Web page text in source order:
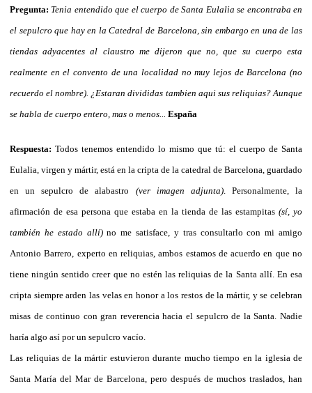
Pregunta: Tenia entendido que el cuerpo de Santa Eulalia se encontraba en
el sepulcro que hay en la Catedral de Barcelona, sin embargo en una de las
tiendas adyacentes al claustro me dijeron que no, que su cuerpo esta
realmente en el convento de una localidad no muy lejos de Barcelona (no
recuerdo el nombre). ¿Estaran divididas tambien aqui sus reliquias? Aunque
se habla de cuerpo entero, mas o menos...
España
Respuesta: Todos tenemos entendido lo mismo que tú: el cuerpo de Santa
Eulalia, virgen y mártir, está en la cripta de la catedral de Barcelona, guardado
en un sepulcro de alabastro (ver imagen adjunta). Personalmente, la
afirmación de esa persona que estaba en la tienda de las estampitas (sí, yo
también he estado allí)no me satisface, y tras consultarlo con mi amigo
Antonio Barrero, experto en reliquias, ambos estamos de acuerdo en que no
tiene ningún sentido creer que no estén las reliquias de la Santa allí. En esa
cripta siempre arden las velas en honor a los restos de la mártir, y se celebran
misas de continuo con gran reverencia hacia el sepulcro de la Santa. Nadie
haría algo así por un sepulcro vacío.
Las reliquias de la mártir estuvieron durante mucho tiempo en la iglesia de
Santa María del Mar de Barcelona, pero después de muchos traslados, han